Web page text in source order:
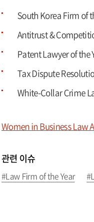
South Korea Firm of
Antitrust &
Patent Lawyer of the
Tax Dispute
White-Collar Crime
Women in Business Law
관련 이슈
#Law Firm of the Year